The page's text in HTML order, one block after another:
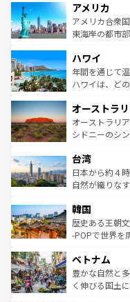
ンツ一覧を参
の建物がその
博物館もあり
ことができる
ば市内交通費無料
着のスイス情
アメリカ
アメリカ合衆
東海岸の都市
のような巨大
ンメントが詰
西部には大自
部のニューオ
文化が魅力。
しみながら、
ならではの贅沢な旅のス
情報はコンテ
ハワイ
年間を通じて
ハワイは、ど
ワイ島は見逃
島だが、静か
おすすめ。エ
れるおもてな
人々、おいし
ク、伝統的な
ワイを、存分に味わって
はコンテンツ
オーストラ
オーストラリ
シドニーのシ
リアリーフや
ク）、タスマ
ど、見どころ
いる。アクテ
ビング、ハイ
い。オースト
参照してほしい
台湾
日本から約４
自然が織りな
ン）、静ひつ
と山間の静け
驚きをもたら
容にもいいと
照してほしい。
韓国
歴史ある王朝
-POPで世界を
き、地方に足
できる。そし
まで、さまざ
ベトナム
豊かな自然と
く伸びる国土